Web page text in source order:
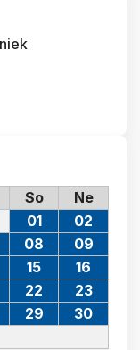
So Ne
01
02
08
09
15
16
22
23
29
30